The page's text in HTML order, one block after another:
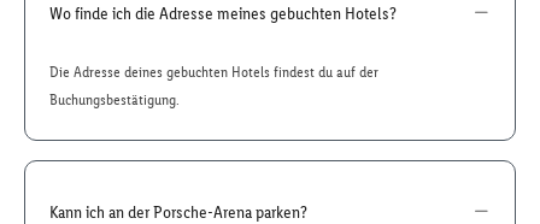
Wo finde ich die Adresse meines gebuchten Hotels?
Die Adresse deines gebuchten Hotels findest du auf der
Buchungsbestätigung.
Kann ich an der Porsche-Arena parken?